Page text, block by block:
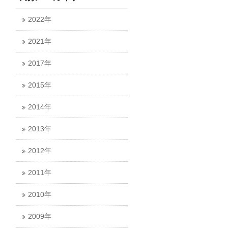
2022年
2021年
2017年
2015年
2014年
2013年
2012年
2011年
2010年
2009年